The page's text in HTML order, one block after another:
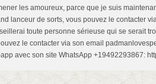
les amoureux, parce que je suis
lanceur de sorts, vous pouvez le contacter
toute personne sérieuse qui se serait
le contacter via son email
avec son site WhatsApp +19492293867: